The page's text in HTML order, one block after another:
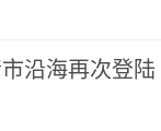
沿海再次登陆